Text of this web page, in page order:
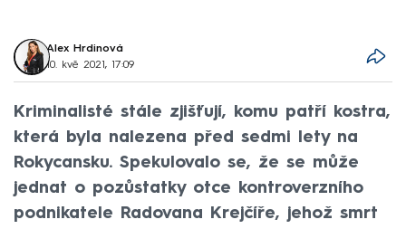
Alex Hrdinová
10. kvě 2021, 17:09
Kriminalisté stále zjišťují, komu patří kostra,
která byla nalezena před sedmi lety na
Rokycansku. Spekulovalo se, že se může
jednat o pozůstatky otce kontroverzního
podnikatele Radovana Krejčíře, jehož smrt